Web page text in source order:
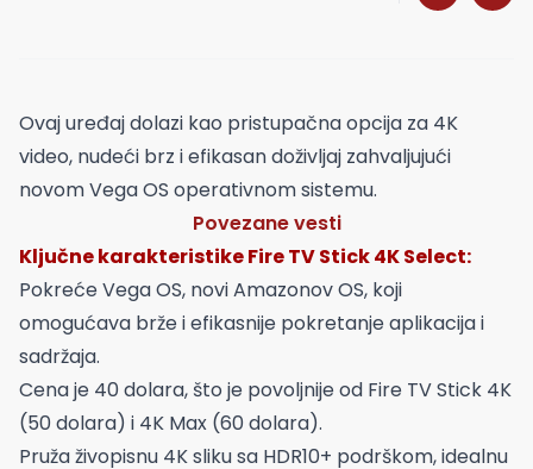
Ovaj uređaj dolazi kao pristupačna opcija za 4K
video, nudeći brz i efikasan doživljaj zahvaljujući
novom Vega OS operativnom sistemu.
Povezane vesti
Ključne karakteristike Fire TV Stick 4K Select:
Pokreće Vega OS, novi Amazonov OS, koji
omogućava brže i efikasnije pokretanje aplikacija i
sadržaja.
Cena je 40 dolara, što je povoljnije od Fire TV Stick 4K
(50 dolara) i 4K Max (60 dolara).
Pruža živopisnu 4K sliku sa HDR10+ podrškom, idealnu